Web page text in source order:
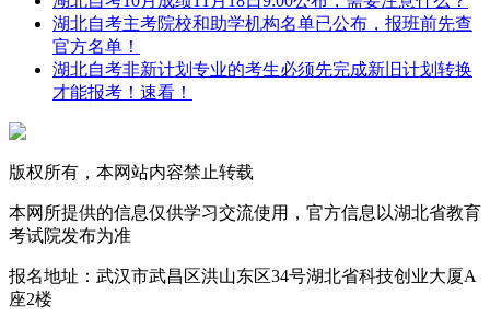
湖北自考主考院校和助学机构名单已公布，报班前先查
官方名单！
湖北自考非新计划专业的考生必须先完成新旧计划转换
才能报考！速看！
版权所有，本网站内容禁止转载
本网所提供的信息仅供学习交流使用，官方信息以湖北省教育
考试院发布为准
报名地址：武汉市武昌区洪山东区34号湖北省科技创业大厦A
座2楼